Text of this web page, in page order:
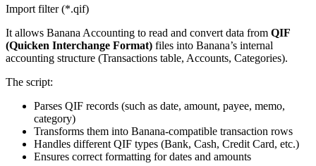
Import filter (*.qif)
It allows Banana Accounting to read and convert data from QIF
(Quicken Interchange Format) files into Banana’s internal
accounting structure (Transactions table, Accounts, Categories).
The script:
Parses QIF records (such as date, amount, payee, memo,
category)
Transforms them into Banana-compatible transaction rows
Handles different QIF types (Bank, Cash, Credit Card, etc.)
Ensures correct formatting for dates and amounts